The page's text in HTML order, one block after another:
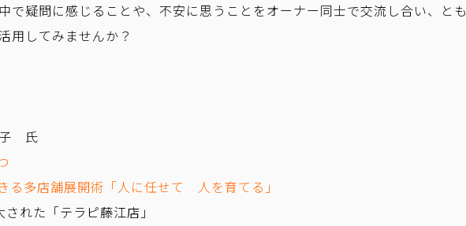
で疑問に感じることや、不安に思うことをオーナー同士で交流し合い、とも
用してみませんか？
氏
る多店舗展開術「人に任せて 人を育てる」
れた「テラピ藤江店」